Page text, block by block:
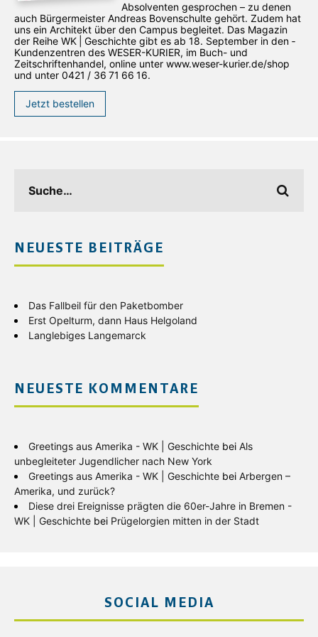
Absolventen gesprochen – zu denen
auch Bürgermeister Andreas Bovenschulte gehört. Zudem hat
uns ein Architekt über den Campus begleitet. Das Magazin
der Reihe WK | Geschichte gibt es ab 18. September in den ­
Kundenzentren des WESER-­KURIER, im Buch- und
Zeitschriftenhandel, online unter www.weser-kurier.de/shop
und unter 0421 / 36 71 66 16.
Jetzt bestellen
NEUESTE BEITRÄGE
Das Fallbeil für den Paketbomber
Erst Opelturm, dann Haus Helgoland
Langlebiges Langemarck
NEUESTE KOMMENTARE
Greetings aus Amerika - WK | Geschichte bei Als
unbegleiteter Jugendlicher nach New York
Greetings aus Amerika - WK | Geschichte bei Arbergen –
Amerika, und zurück?
Diese drei Ereignisse prägten die 60er-Jahre in Bremen -
WK | Geschichte bei Prügelorgien mitten in der Stadt
SOCIAL MEDIA